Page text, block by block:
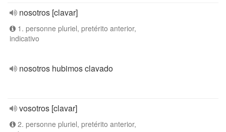
nosotros [clavar]
1. personne pluriel, pretérito anterior,
indicativo
nosotros hubimos clavado
vosotros [clavar]
2. personne pluriel, pretérito anterior,